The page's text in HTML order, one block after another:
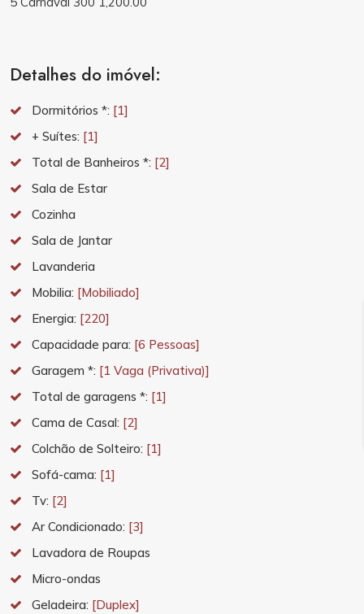
Detalhes do imóvel:
Dormitórios *: [1]
+ Suítes: [1]
Total de Banheiros *: [2]
Sala de Estar
Cozinha
Sala de Jantar
Lavanderia
Mobilia: [Mobiliado]
Energia: [220]
Capacidade para: [6 Pessoas]
Garagem *: [1 Vaga (Privativa)]
Total de garagens *: [1]
Cama de Casal: [2]
Colchão de Solteiro: [1]
Sofá-cama: [1]
Tv: [2]
Ar Condicionado: [3]
Lavadora de Roupas
Micro-ondas
Geladeira: [Duplex]